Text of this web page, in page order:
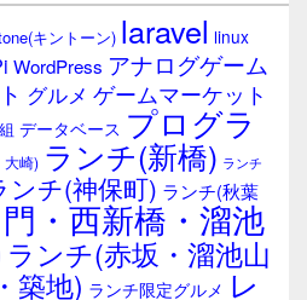
キントーン) laravel linux
WordPress アナログゲーム
グルメ ゲームマーケット
データベース プログラ
大崎) ランチ(新橋) ランチ
ンチ(神保町) ランチ(秋葉
・西新橋・溜池
ランチ(赤坂・溜池山
築地) ランチ限定グルメ レ